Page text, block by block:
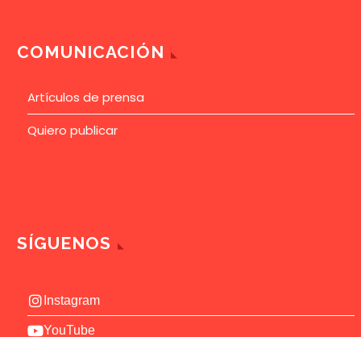
COMUNICACIÓN
Artículos de prensa
Quiero publicar
SÍGUENOS
Instagram
YouTube